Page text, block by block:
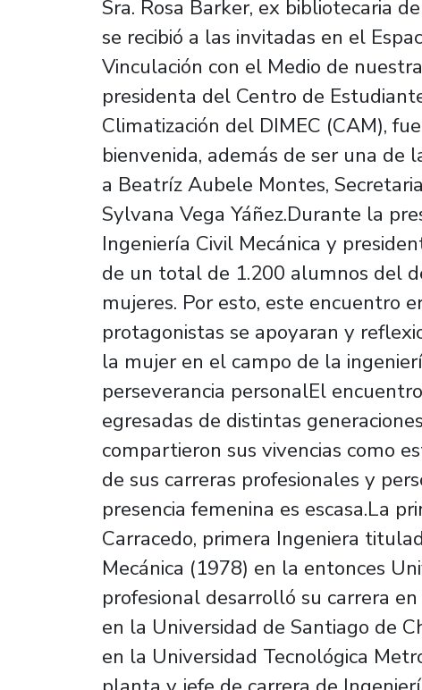
Sra. Rosa Barker, ex bibliotecaria
se recibió a las invitadas en el
Vinculación con el Medio de
presidenta del Centro de
Climatización del DIMEC (CAM),
bienvenida, además de ser una de
a Beatríz Aubele Montes,
Sylvana Vega Yáñez.Durante la
Ingeniería Civil Mecánica y
de un total de 1.200 alumnos del
mujeres. Por esto, este encuentro
protagonistas se apoyaran y
la mujer en el campo de la
perseverancia personalEl
egresadas de distintas
compartieron sus vivencias como
de sus carreras profesionales y
presencia femenina es escasa.La
Carracedo, primera Ingeniera
Mecánica (1978) en la entonces
profesional desarrolló su carrera
en la Universidad de Santiago de
en la Universidad Tecnológica